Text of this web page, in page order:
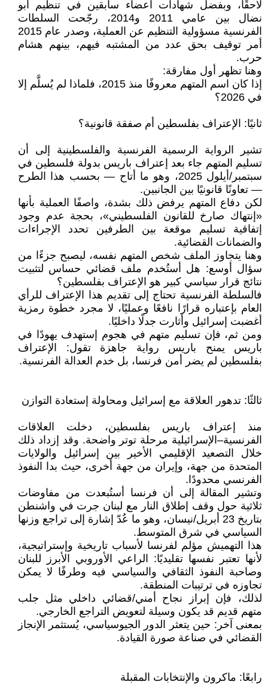
لاحقًا، وبفضل شهادات أعضاء سابقين في تنظيم أبو
نضال بين عامي 2011 و2014، رجّحت السلطات
الفرنسية مسؤولية التنظيم عن العملية، وصدر عام 2015
أمر توقيف بحق عدد من المشتبه فيهم، بينهم هشام
حرب.
وهنا تظهر أول مفارقة:
إذا كان اسم المتهم معروفًا منذ 2015، فلماذا لم يُسلَّم إلا
في 2026؟
ثانيًا: الإعتراف بفلسطين أم صفقة قانونية؟
تشير الرواية الرسمية الفرنسية والفلسطينية إلى أن
تسليم المتهم جاء بعد إعتراف باريس بدولة فلسطين في
سبتمبر/أيلول 2025، وهو ما أتاح — بحسب هذا الطرح
— تعاونًا قانونيًا بين الجانبين.
لكن دفاع المتهم يرفض ذلك بشدة، واصفًا العملية بأنها
«إنتهاك صارخ للقانون الفلسطيني»، بحجة عدم وجود
إتفاقية تسليم موقعة بين الطرفين تحدد الإجراءات
والضمانات القضائية.
وهنا يتجاوز الملف شخص المتهم نفسه، ليصبح جزءًا من
سؤال أوسع: هل أستُخدم ملف قضائي حساس لتثبيت
نتائج قرار سياسي كبير هو الإعتراف بفلسطين؟
فالسلطة الفرنسية تحتاج إلى تقديم هذا الإعتراف للرأي
العام بإعتباره قرارًا نافعًا وعمليًا، لا مجرد خطوة رمزية
أغضبت إسرائيل وأثارت جدلًا داخليًا.
ومن ثم، فإن تسليم متهم في هجوم إستهدف يهودًا في
باريس يمنح باريس رواية جاهزة تقول: الإعتراف
بفلسطين لم يضر أمن فرنسا، بل خدم العدالة الفرنسية.
ثالثًا: تدهور العلاقة مع إسرائيل ومحاولة إستعادة التوازن
منذ إعتراف باريس بفلسطين، دخلت العلاقات
الفرنسية–الإسرائيلية مرحلة توتر واضحة. وقد إزداد ذلك
خلال التصعيد الإقليمي الأخير بين إسرائيل والولايات
المتحدة من جهة، وإيران من جهة أخرى، حيث بدا النفوذ
الفرنسي محدودًا.
وتشير المقالة إلى أن فرنسا أستُبعدت من مفاوضات
ثلاثية حول وقف إطلاق النار مع لبنان جرت في واشنطن
بتاريخ 23 أبريل/نيسان، وهو ما عُدّ إشارة إلى تراجع وزنها
السياسي في شرق المتوسط.
هذا التهميش مؤلم لفرنسا لأسباب تاريخية وإستراتيجية،
لأنها تعتبر نفسها تقليديًا: الراعي الأوروبي الأبرز للبنان
وصاحبة النفوذ الثقافي والسياسي فيه وطرفًا لا يمكن
تجاوزه في ترتيبات المنطقة.
لذلك، فإن إبراز نجاح أمني/قضائي داخلي مثل جلب
متهم قديم قد يكون وسيلة لتعويض التراجع الخارجي.
بمعنى آخر: حين يتعثر الدور الجيوسياسي، يُستثمر الإنجاز
القضائي في صناعة صورة القيادة.
رابعًا: ماكرون والإنتخابات المقبلة